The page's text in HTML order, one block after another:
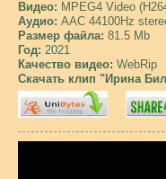
Видео: MPEG4 Video
Аудио: AAC 44100Hz
Размер файла: 81.5 Mb
Год: 2021
Качество видео: WebRip
Скачать клип "Ирина